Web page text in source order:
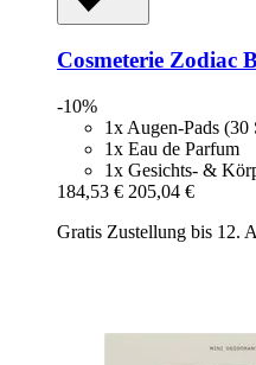
Cosmeterie Zodiac
-10%
1x Augen-Pads (30
1x Eau de Parfum
1x Gesichts- &
184,53 € 205,04 €
Gratis Zustellung bis 12.